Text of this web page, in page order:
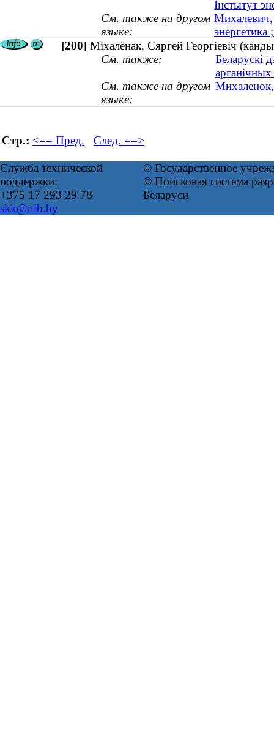
Інстытут
См. также на другом
языке:
Михалевич,
[200] Міхалёнак, Сяргей Георгіевіч
См. также:
Беларускі
См. также на другом
языке:
Стр.: <== Пред. След. ==>
Служба технической
поддержки:
+375 17 293 29 78
skk@nlb.by
© Государственное
© Поисковая система
Беларуси